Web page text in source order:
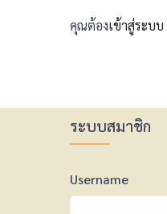
คุณต้องเข้าสู่ระบบ
ระบบสมาชิก
Username